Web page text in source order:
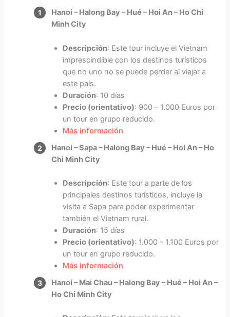
Hanoi – Halong Bay – Hué – Hoi An – Ho Chi
Minh City
Descripción: Este tour incluye el Vietnam
imprescindible con los destinos turísticos
que no uno no se puede perder al viajar a
este país.
Duración: 10 días
Precio (orientativo): 900 – 1.000 Euros por
un tour en grupo reducido.
Más información
Hanoi – Sapa – Halong Bay – Hué – Hoi An – Ho
Chi Minh City
Descripción: Este tour a parte de los
principales destinos turísticos, incluye la
visita a Sapa para poder experimentar
también el Vietnam rural.
Duración: 15 días
Precio (orientativo): 1.000 – 1.100 Euros por
un tour en grupo reducido.
Más información
Hanoi – Mai Chau – Halong Bay – Hué – Hoi An –
Ho Chi Minh City